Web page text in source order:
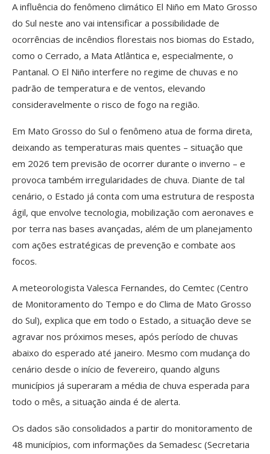
A influência do fenômeno climático El Niño em Mato Grosso
do Sul neste ano vai intensificar a possibilidade de
ocorrências de incêndios florestais nos biomas do Estado,
como o Cerrado, a Mata Atlântica e, especialmente, o
Pantanal. O El Niño interfere no regime de chuvas e no
padrão de temperatura e de ventos, elevando
consideravelmente o risco de fogo na região.
Em Mato Grosso do Sul o fenômeno atua de forma direta,
deixando as temperaturas mais quentes – situação que
em 2026 tem previsão de ocorrer durante o inverno – e
provoca também irregularidades de chuva. Diante de tal
cenário, o Estado já conta com uma estrutura de resposta
ágil, que envolve tecnologia, mobilização com aeronaves e
por terra nas bases avançadas, além de um planejamento
com ações estratégicas de prevenção e combate aos
focos.
A meteorologista Valesca Fernandes, do Cemtec (Centro
de Monitoramento do Tempo e do Clima de Mato Grosso
do Sul), explica que em todo o Estado, a situação deve se
agravar nos próximos meses, após período de chuvas
abaixo do esperado até janeiro. Mesmo com mudança do
cenário desde o início de fevereiro, quando alguns
municípios já superaram a média de chuva esperada para
todo o mês, a situação ainda é de alerta.
Os dados são consolidados a partir do monitoramento de
48 municípios, com informações da Semadesc (Secretaria